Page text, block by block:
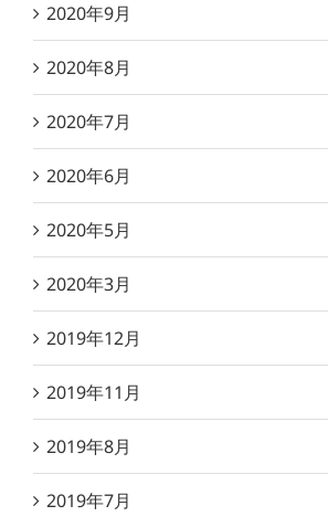
2020年9月
2020年8月
2020年7月
2020年6月
2020年5月
2020年3月
2019年12月
2019年11月
2019年8月
2019年7月